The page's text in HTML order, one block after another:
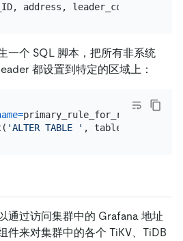
address, leader_count, label
一个 SQL 脚本，把所有非系统
都设置到特定的区域上：
=
primary_rule_for_region1;
'ALTER TABLE ' , table_schema,
通过访问集群中的 Grafana 地址
件来对集群中的各个 TiKV、TiDB